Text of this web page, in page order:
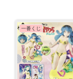
一番くじ